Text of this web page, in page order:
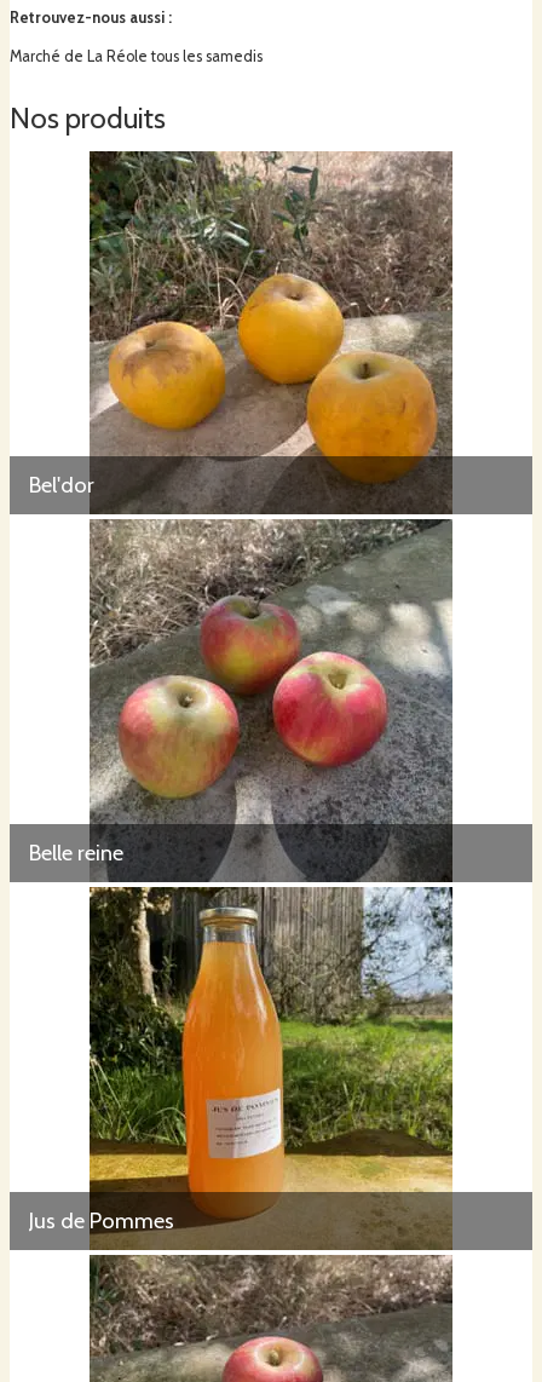
Retrouvez-nous aussi :
Marché de La Réole tous les samedis
Nos produits
Bel'dor
Belle reine
Jus de Pommes